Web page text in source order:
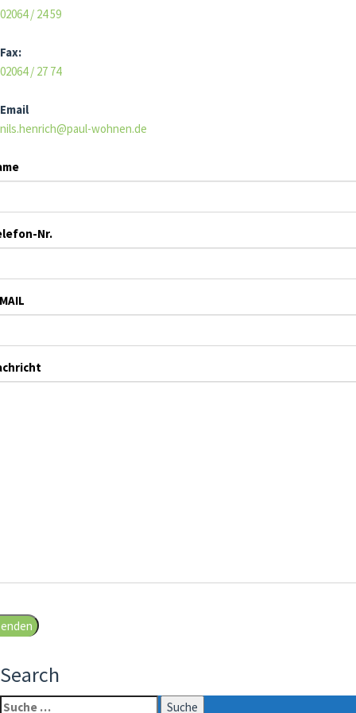
02064 / 24 59
Fax:
02064 / 27 74
Email
nils.henrich@paul-wohnen.de
Nr.
Search
Suche